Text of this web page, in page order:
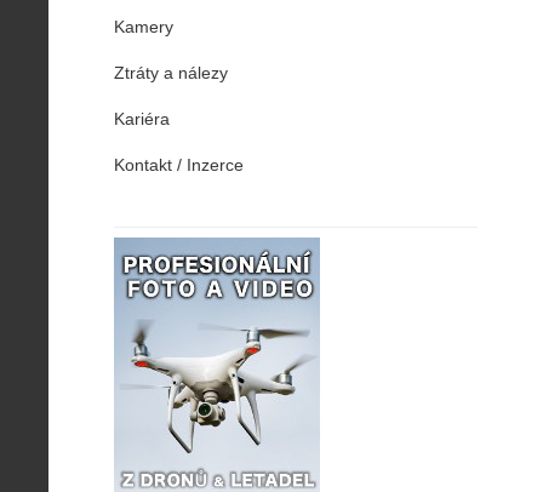
Kamery
Ztráty a nálezy
Kariéra
Kontakt / Inzerce